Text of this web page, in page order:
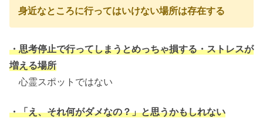
身近なところに行ってはいけない場所は存在する
・思考停止で行ってしまうとめっちゃ損する・ストレスが
増える場所
心霊スポットではない
・「え、それ何がダメなの？」と思うかもしれない